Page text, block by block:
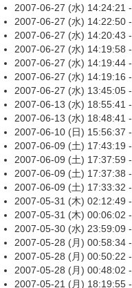
2007-06-27 (水) 14:24:21 -
2007-06-27 (水) 14:22:50 -
2007-06-27 (水) 14:20:43 -
2007-06-27 (水) 14:19:58 -
2007-06-27 (水) 14:19:44 -
2007-06-27 (水) 14:19:16 -
2007-06-27 (水) 13:45:05 -
2007-06-13 (水) 18:55:41 -
2007-06-13 (水) 18:48:41 -
2007-06-10 (日) 15:56:37 -
2007-06-09 (土) 17:43:19 -
2007-06-09 (土) 17:37:59 -
2007-06-09 (土) 17:37:38 -
2007-06-09 (土) 17:33:32 -
2007-05-31 (木) 02:12:49 -
2007-05-31 (木) 00:06:02 -
2007-05-30 (水) 23:59:09 -
2007-05-28 (月) 00:58:34 -
2007-05-28 (月) 00:50:22 -
2007-05-28 (月) 00:48:02 -
2007-05-21 (月) 18:19:55 -